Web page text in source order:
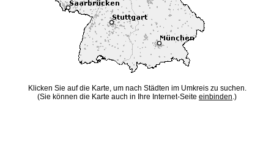
Klicken Sie auf die Karte, um nach Städten im Umkreis zu suchen.
(Sie können die Karte auch in Ihre Internet-Seite einbinden.)